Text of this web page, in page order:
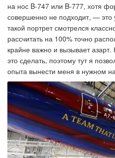
на нос B-747 или B-777, хотя
совершенно не подходит, — это
такой портрет смотрелся
рассчитать на 100% точно
крайне важно и вызывает азарт.
это сделать, поэтому тут я
опыта вынести меня в нужном